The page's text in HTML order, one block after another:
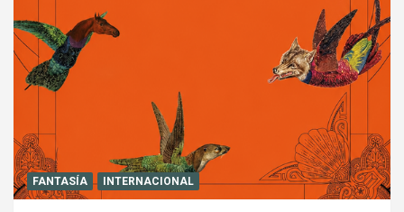
FANTASÍA INTERNACIONAL